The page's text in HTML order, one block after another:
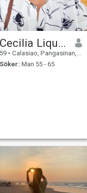
Cecilia Liquiran
59 • Calasiao, Pangasinan, Filippinerna
Söker: Man 55 - 65